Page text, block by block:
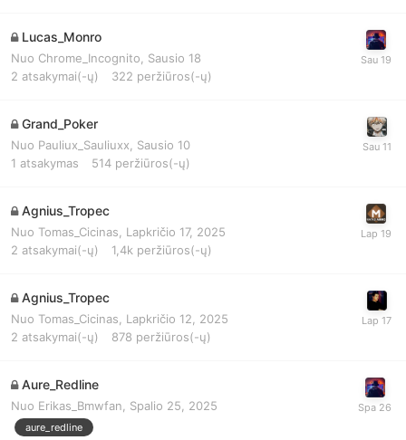
Lucas_Monro
Nuo Chrome_Incognito
Sausio 18
2 atsakymai(-ų) 322 peržiūros(-ų)
Grand_Poker
Nuo Pauliux_Sauliuxx
Sausio 10
1 atsakymas 514 peržiūros(-ų)
Agnius_Tropec
Nuo Tomas_Cicinas
Lapkričio 17, 2025
2 atsakymai(-ų) 1,4k peržiūros(-ų)
Agnius_Tropec
Nuo Tomas_Cicinas
Lapkričio 12, 2025
2 atsakymai(-ų) 878 peržiūros(-ų)
Aure_Redline
Nuo Erikas_Bmwfan Spalio 25, 2025
aure_redline